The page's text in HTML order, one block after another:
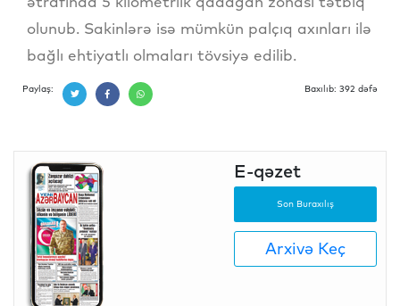
olunub. Sakinlərə isə mümkün palçıq axınları ilə
bağlı ehtiyatlı olmaları tövsiyə edilib.
Paylaş: Baxılıb: 392 dəfə
E-qəzet
Son Buraxılış
Arxivə Keç